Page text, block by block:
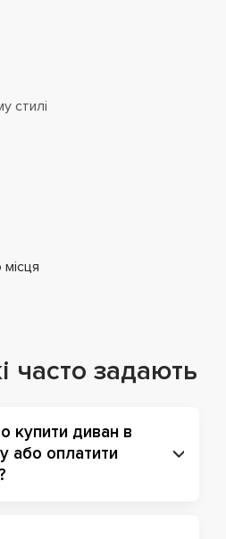
стилі
часто задають
купити диван в
або оплатити